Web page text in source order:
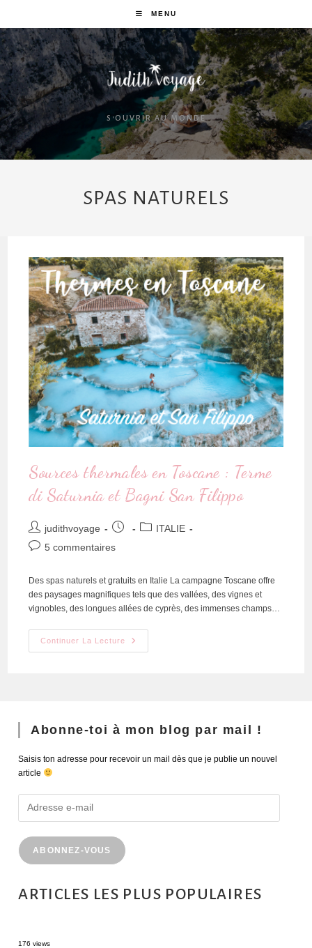
MENU
S'OUVRIR AU MONDE
SPAS NATURELS
Sources thermales en Toscane : Terme
di Saturnia et Bagni San Filippo
judithvoyage
ITALIE
5 commentaires
Des spas naturels et gratuits en Italie La campagne Toscane offre
des paysages magnifiques tels que des vallées, des vignes et
vignobles, des longues allées de cyprès, des immenses champs…
Continuer La Lecture
Abonne-toi à mon blog par mail !
Saisis ton adresse pour recevoir un mail dès que je publie un nouvel
article
ABONNEZ-VOUS
ARTICLES LES PLUS POPULAIRES
176 views